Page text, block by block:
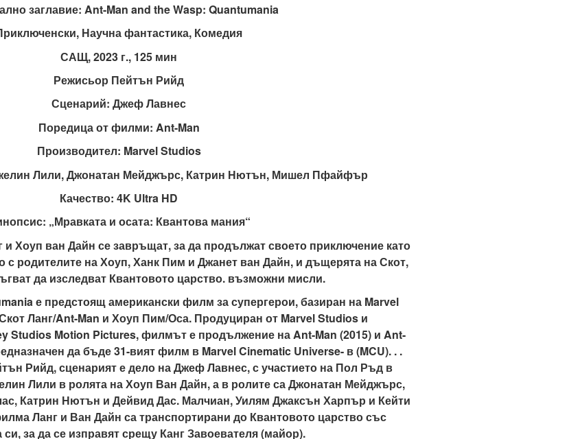
заглавие: Ant-Man and the Wasp: Quantumania
Научна фантастика, Комедия
САЩ, 2023 г., 125 мин
Режисьор Пейтън Рийд
Сценарий: Джеф Лавнес
Поредица от филми: Ant-Man
Производител: Marvel Studios
Лили, Джонатан Мейджърс, Катрин Нютън, Мишел Пфайфър
Качество: 4K Ultra HD
„Мравката и осата: Квантова мания“
и Хоуп ван Дайн се завръщат, за да продължат своето приключение като
с родителите на Хоуп, Ханк Пим и Джанет ван Дайн, и дъщерята на Скот,
да изследват Квантовото царство. възможни мисли.
е предстоящ американски филм за супергерои, базиран на Marvel
Ланг/Ant-Man и Хоуп Пим/Оса. Продуциран от Marvel Studios и
Studios Motion Pictures, филмът е продължение на Ant-Man (2015) и Ant-
да бъде 31-вият филм в Marvel Cinematic Universe- в (MCU). . .
Рийд, сценарият е дело на Джеф Лавнес, с участието на Пол Ръд в
Лили в ролята на Хоуп Ван Дайн, а в ролите са Джонатан Мейджърс,
Катрин Нютън и Дейвид Дас. Малчиан, Уилям Джаксън Харпър и Кейти
Ланг и Ван Дайн са транспортирани до Квантовото царство със
си, за да се изправят срещу Канг Завоевателя (майор).